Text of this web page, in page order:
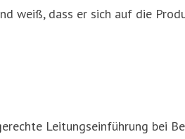
weiß, dass er sich auf die
Leitungseinführung bei